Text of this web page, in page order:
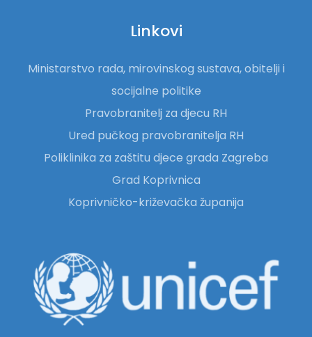
Linkovi
Ministarstvo rada, mirovinskog sustava, obitelji i
socijalne politike
Pravobranitelj za djecu RH
Ured pučkog pravobranitelja RH
Poliklinika za zaštitu djece grada Zagreba
Grad Koprivnica
Koprivničko-križevačka županija